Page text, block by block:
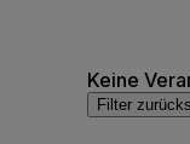
Keine
Filter